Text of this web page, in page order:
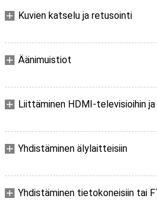
Kuvien katselu ja retusointi
Äänimuistiot
Liittäminen HDMI-televisioihin
Yhdistäminen älylaitteisiin
Yhdistäminen tietokoneisiin tai